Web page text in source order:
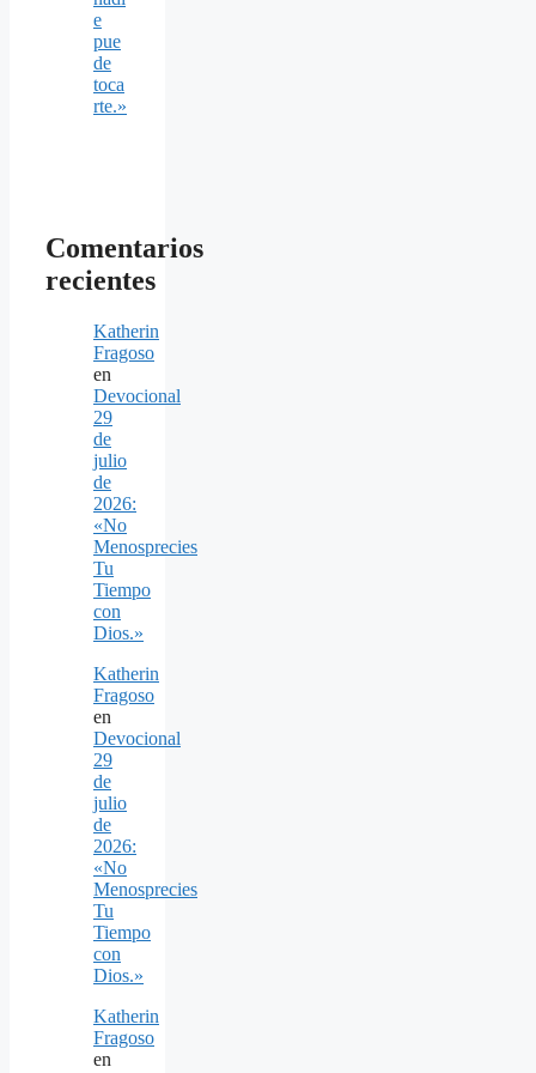
e
pue
de
toca
rte.»
Comentarios
recientes
Katherin
Fragoso
en
Devocional
29
de
julio
de
2026:
«No
Menosprecies
Tu
Tiempo
con
Dios.»
Katherin
Fragoso
en
Devocional
29
de
julio
de
2026:
«No
Menosprecies
Tu
Tiempo
con
Dios.»
Katherin
Fragoso
en